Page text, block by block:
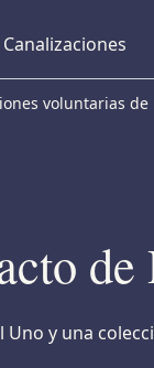
Canalizaciones
voluntarias
de
Uno y una